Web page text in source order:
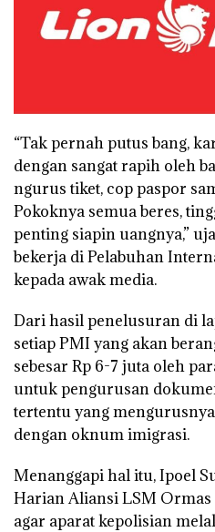
“Tak pernah putus bang,
dengan sangat rapih oleh
ngurus tiket, cop paspor
Pokoknya semua beres,
penting siapin uangnya,”
bekerja di Pelabuhan
kepada awak media.
Dari hasil penelusuran di
setiap PMI yang akan
sebesar Rp 6-7 juta oleh
untuk pengurusan
tertentu yang
dengan oknum imigrasi.
Menanggapi hal itu, Ipoel
Harian Aliansi LSM
agar aparat kepolisian